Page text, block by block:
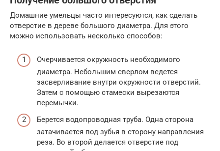
Домашние умельцы часто интересуются, как сделать
отверстие в дереве большого диаметра. Для этого
можно использовать несколько способов:
Очерчивается окружность необходимого
диаметра. Небольшим сверлом ведется
засверливание внутри окружности отверстий.
Затем с помощью стамески вырезаются
перемычки.
Берется водопроводная труба. Одна сторона
затачивается под зубья в сторону направления
реза. Во второй делается отверстие под